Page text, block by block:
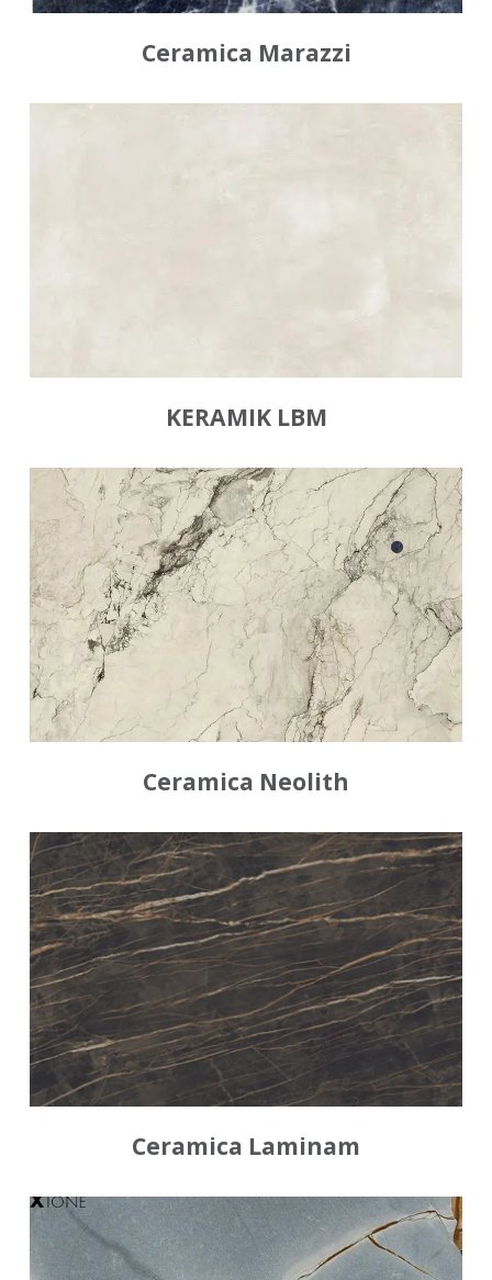
Ceramica Marazzi
KERAMIK LBM
Ceramica Neolith
Ceramica Laminam